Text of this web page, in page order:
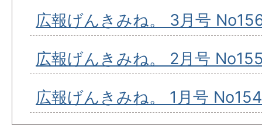
広報げんきみね。 3月号
広報げんきみね。 2月号
広報げんきみね。 1月号 No154